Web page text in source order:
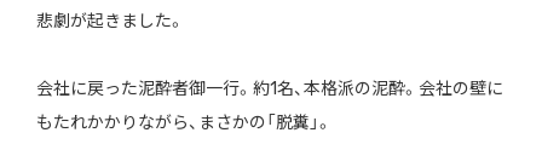
悲劇が起きました。
会社に戻った泥酔者御一行。約1名、本格派の泥酔。会社の壁に
もたれかかりながら、まさかの「脱糞」。